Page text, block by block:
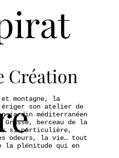
Création
montagne, la
son atelier de
jardin méditerranéen
Grasse, berceau de la
si particulière,
odeurs, la vie… tout
la plénitude qui en